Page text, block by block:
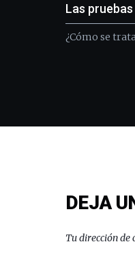
Las
¿Cómo se
DEJA
Tu dirección de